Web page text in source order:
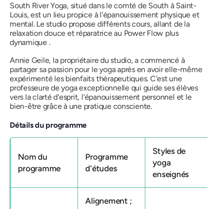
South River Yoga, situé dans le comté de South à Saint-
Louis, est un lieu propice à l'épanouissement physique et
mental. Le studio propose différents cours, allant de la
relaxation douce et réparatriceau Power Flow plus
dynamique .
Annie Geile, la propriétaire du studio, a commencé à
partager sa passion pour le yoga après en avoir elle-même
expérimenté les bienfaits thérapeutiques. C'est une
professeure de yoga exceptionnelle qui guide ses élèves
vers la clarté d'esprit, l'épanouissement personnel et le
bien-être grâce à une pratique consciente.
Détails du programme
Nom du
programme
Programme
d'études
Styles de
yoga
enseignés
Alignement ;